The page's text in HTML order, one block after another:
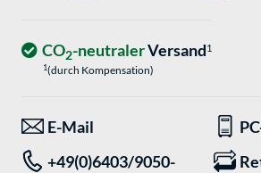
CO2-neutralerVersand1
1(durch Kompensation)
E-Mail
+49(0)6403/9050-